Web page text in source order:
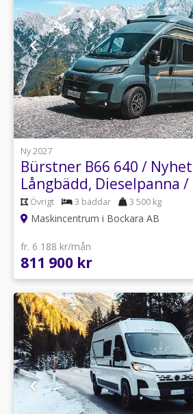
1
Ny 2027
Bürstner B66 640 /
Långbädd, Dieselpanna
Övrigt 3 bäddar 3 500 kg
Maskincentrum i Bockara AB
fr. 6 188 kr/mån
811 900 kr